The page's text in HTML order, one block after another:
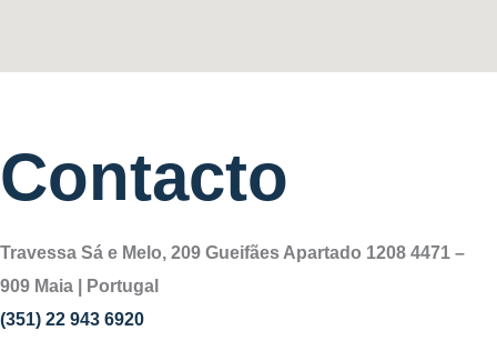
Contacto
Travessa Sá e Melo, 209 Gueifães Apartado 1208 4471 –
909 Maia | Portugal
(351) 22 943 6920